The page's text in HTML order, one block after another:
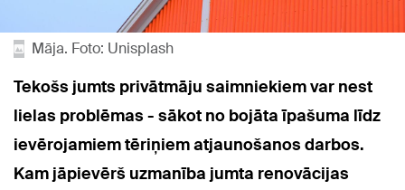
Māja. Foto: Unisplash
Tekošs jumts privātmāju saimniekiem var nest
lielas problēmas - sākot no bojāta īpašuma līdz
ievērojamiem tēriņiem atjaunošanos darbos.
Kam jāpievērš uzmanība jumta renovācijas